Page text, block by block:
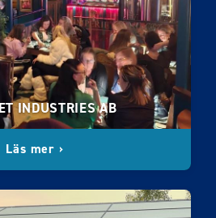
INDUSTRIES AB
Läs mer ›